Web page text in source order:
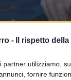
- Il rispetto
partner utilizziamo,
fornire